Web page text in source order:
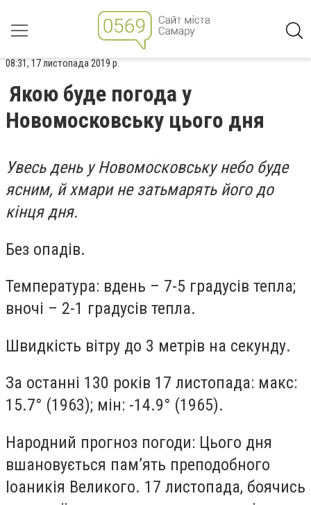
08:31, 17 листопада 2019 р.
Якою буде погода у
Новомосковську цього дня
Увесь день у Новомосковську небо буде
ясним, й хмари не затьмарять його до
кінця дня.
Без опадів.
Температура: вдень – 7-5 градусів тепла;
вночі – 2-1 градусів тепла.
Швидкість вітру до 3 метрів на секунду.
За останні 130 років 17 листопада: макс:
15.7° (1963); мін: -14.9° (1965).
Народний прогноз погоди: Цього дня
вшановується пам’ять преподобного
Іоаникія Великого. 17 листопада, боячись